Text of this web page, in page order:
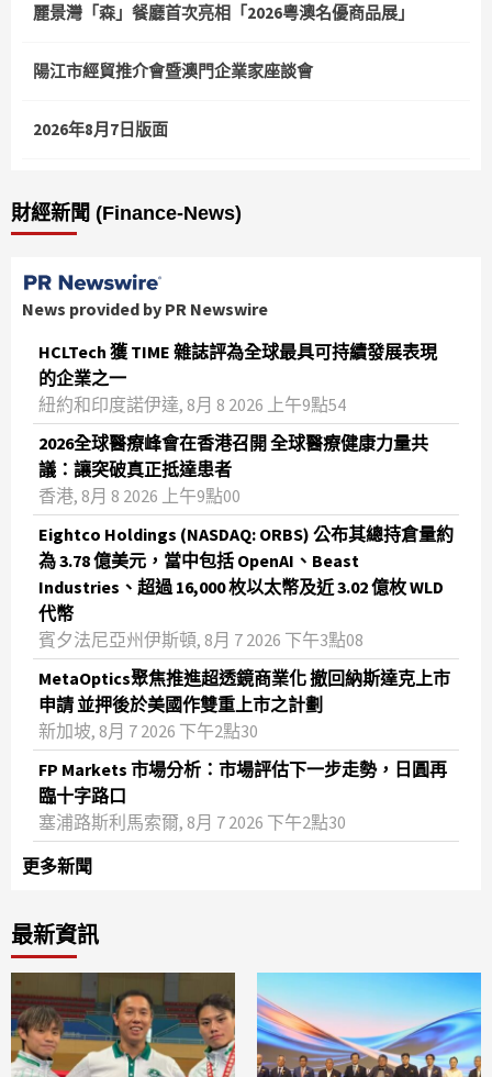
麗景灣「森」餐廳首次亮相「2026粵澳名優商品展」
陽江市經貿推介會暨澳門企業家座談會
2026年8月7日版面
財經新聞 (Finance-News)
News provided by PR Newswire
HCLTech 獲 TIME 雜誌評為全球最具可持續發展表現
的企業之一
紐約和印度諾伊達, 8月 8 2026 上午9點54
2026全球醫療峰會在香港召開 全球醫療健康力量共
議：讓突破真正抵達患者
香港, 8月 8 2026 上午9點00
Eightco Holdings (NASDAQ: ORBS) 公布其總持倉量約
為 3.78 億美元，當中包括 OpenAI、Beast
Industries、超過 16,000 枚以太幣及近 3.02 億枚 WLD
代幣
賓夕法尼亞州伊斯頓, 8月 7 2026 下午3點08
MetaOptics聚焦推進超透鏡商業化 撤回納斯達克上市
申請 並押後於美國作雙重上市之計劃
新加坡, 8月 7 2026 下午2點30
FP Markets 市場分析：市場評估下一步走勢，日圓再
臨十字路口
塞浦路斯利馬索爾, 8月 7 2026 下午2點30
更多新聞
最新資訊